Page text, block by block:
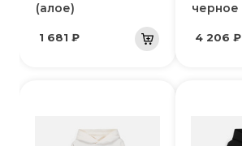
(алое)
1 681 ₽
черное
4 206 ₽